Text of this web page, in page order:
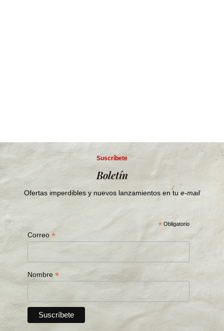
Suscríbete
Boletín
Ofertas imperdibles y nuevos lanzamientos en tu e-mail
* Obligatorio
Correo*
Nombre*